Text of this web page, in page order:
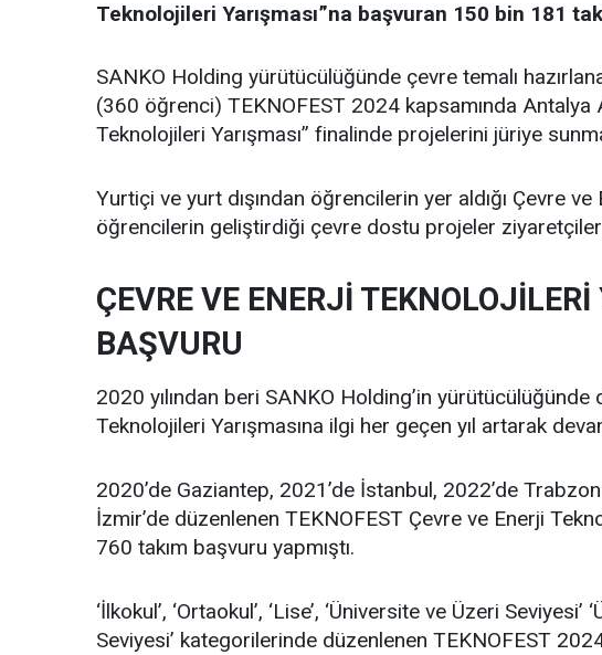
Teknolojileri Yarışması”na başvuran 150 bin 181
SANKO Holding yürütücülüğünde çevre temalı
(360 öğrenci) TEKNOFEST 2024 kapsamında Antalya
Teknolojileri Yarışması” finalinde projelerini jüriye
Yurtiçi ve yurt dışından öğrencilerin yer aldığı Çevre
öğrencilerin geliştirdiği çevre dostu projeler
ÇEVRE VE ENERJİ
BAŞVURU
2020 yılından beri SANKO Holding’in yürütücülüğünde
Teknolojileri Yarışmasına ilgi her geçen yıl artarak
2020’de Gaziantep, 2021’de İstanbul, 2022’de
İzmir’de düzenlenen TEKNOFEST Çevre ve Enerji
760 takım başvuru yapmıştı.
‘İlkokul’, ‘Ortaokul’, ‘Lise’, ‘Üniversite ve Üzeri
Seviyesi’ kategorilerinde düzenlenen TEKNOFEST